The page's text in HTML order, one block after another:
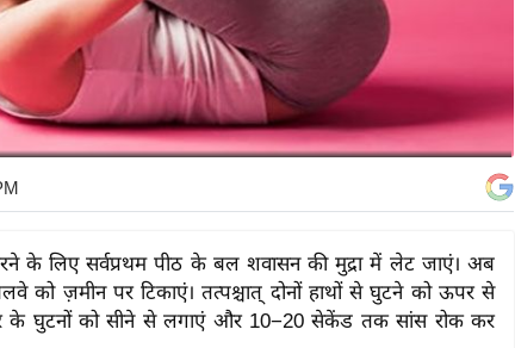
के लिए सर्वप्रथम पीठ के बल शवासन की मुद्रा में लेट जाएं। अब
को ज़मीन पर टिकाएं। तत्पश्चात् दोनों हाथों से घुटने को ऊपर से
घुटनों को सीने से लगाएं और 10−20 सेकेंड तक सांस रोक कर